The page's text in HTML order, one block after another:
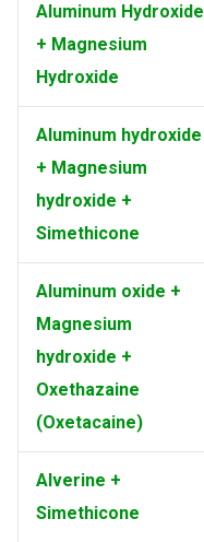
Aluminum Hydroxide
+ Magnesium
Hydroxide
Aluminum hydroxide
+ Magnesium
hydroxide +
Simethicone
Aluminum oxide +
Magnesium
hydroxide +
Oxethazaine
(Oxetacaine)
Alverine +
Simethicone